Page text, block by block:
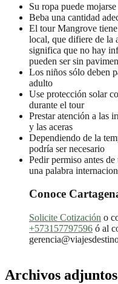
Su ropa puede mojarse
Beba una cantidad
El tour Mangrove
local, que difiere de la
significa que no hay
pueden ser sin
Los niños sólo deben
adulto
Use protección solar
durante el tour
Prestar atención a las
y las aceras
Dependiendo de la
podría ser necesario
Pedir permiso antes
una palabra
Conoce
Solicite Cotización o
+573157797596 ó al
Archivos adjuntos